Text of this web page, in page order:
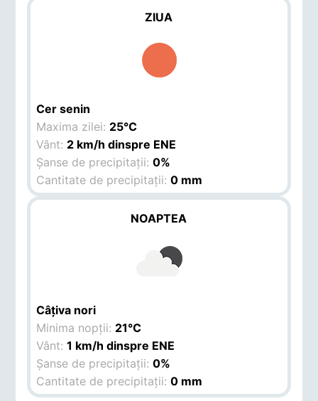
ZIUA
Cer senin
Maxima zilei: 25°C
Vânt: 2 km/h dinspre ENE
Șanse de precipitații:0%
Cantitate de precipitații:0 mm
NOAPTEA
Câțiva nori
Minima nopții: 21°C
Vânt:1 km/h dinspre ENE
Șanse de precipitații:0%
Cantitate de precipitații:0 mm